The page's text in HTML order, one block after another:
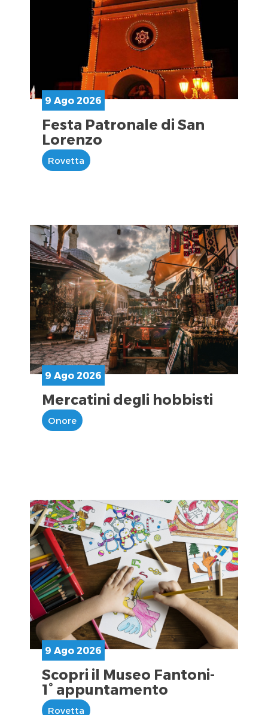
9 Ago 2026
Festa Patronale di San
Lorenzo
Rovetta
9 Ago 2026
Mercatini degli hobbisti
Onore
9 Ago 2026
Scopri il Museo Fantoni-
1° appuntamento
Rovetta